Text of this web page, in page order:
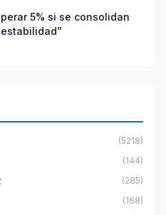
5% si se consolidan
(5218)
(144)
(285)
(168)